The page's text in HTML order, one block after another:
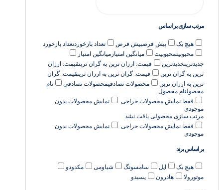
مرتب سازی بر اساس
هیچ یک پیش فرضپیش فرض تعداد بازخوردتعداد بازخورد
محبوبیتمحبوبیت میانگین امتیاز میانگین امتیاز
جدیدترینجدیدترین قیمت: ارزان ترین به گران ترینقیمت: ارزان
ترین به گران ترین
قیمت: گران ترین به ارزان ترینقیمت: گران
ترین به ارزان ترین
محصولات تصادفیمحصولات تصادفی
نام
محصولنام محصول
فقط نمایش محصولات حراجی
نمایش محصولات بدون
موجودی
مرتب سازی محصولی یافت نشد
فقط نمایش محصولات حراجی
نمایش محصولات بدون
موجودی
بر اساس برند
هیچ یک اپل سامسونگ شیاومی
مکدودو
موتورولا
هادرون یسیدو